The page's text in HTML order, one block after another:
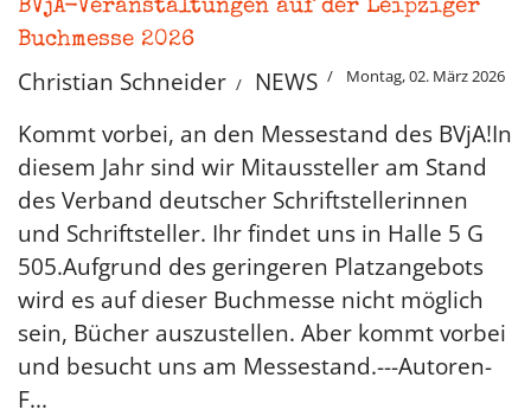
BVjA-Veranstaltungen auf der Leipziger
Buchmesse 2026
Christian Schneider NEWS Montag, 02. März 2026
Kommt vorbei, an den Messestand des BVjA!In
diesem Jahr sind wir Mitaussteller am Stand
des Verband deutscher Schriftstellerinnen
und Schriftsteller. Ihr findet uns in Halle 5 G
505.Aufgrund des geringeren Platzangebots
wird es auf dieser Buchmesse nicht möglich
sein, Bücher auszustellen. Aber kommt vorbei
und besucht uns am Messestand.---Autoren-
F...